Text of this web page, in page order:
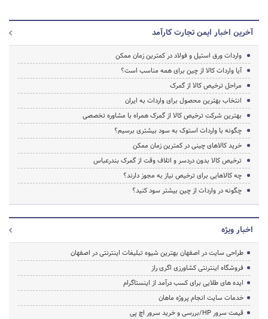
آخرین اخبار ایمن تجارت کارآمد
واردات ورق استیل و فولاد در کمترین زمان ممکن
آیا واردات کالا از چین برای همه مناسب است؟
مراحل ترخیص کالا از گمرک
انتخاب بهترین محصول برای واردات به ایران
بهترین شرکت ترخیص کالا از گمرک همراه با مشاوره تخصصی
چگونه با واردات استوک به سود بیشتری برسیم؟
خرید کالاهای چینی در کمترین زمان ممکن‎
ترخیص کالا بدون دردسر و اتلاف وقت از گمرک بندرعباس
چه کالاهایی برای ترخیص نیاز به مجوز دارند؟
چگونه در واردات از چین بیشتر سود کنید؟
اخبار ویژه
طراحی سایت در اصفهان بهترین شیوه تبلیغات اینترنتی در اصفهان
فروشگاه اینترنتی کشاورزی اگری راز
ایده های طلایی برای کسب درآمد از اینستاگرام
خدمات سایت انجام پروژه ماهان
قیمت سرور HP/بررسی و خرید سرور اچ پی